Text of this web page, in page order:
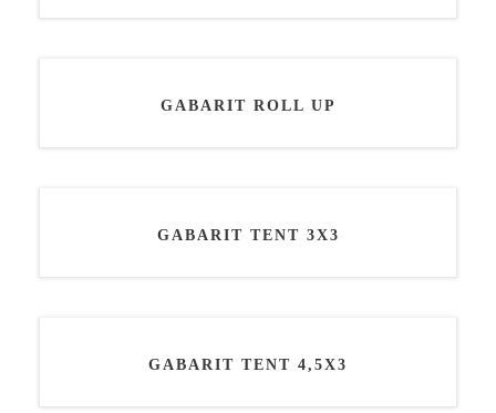
GABARIT ROLL UP
GABARIT TENT 3X3
GABARIT TENT 4,5X3